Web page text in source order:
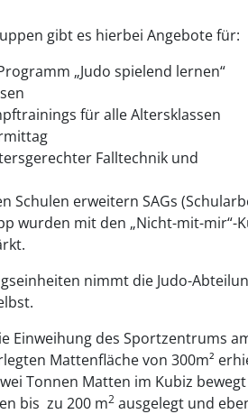
gibt es hierbei Angebote für:
„Judo spielend lernen“
für alle Altersklassen
Falltechnik und
Schulen erweitern SAGs
wurden mit den „Nicht-mit-
nimmt die Judo-
Einweihung des Sportzentrums
Mattenfläche von 300m²
Tonnen Matten im Kubiz
bis zu 200 m2 ausgelegt und